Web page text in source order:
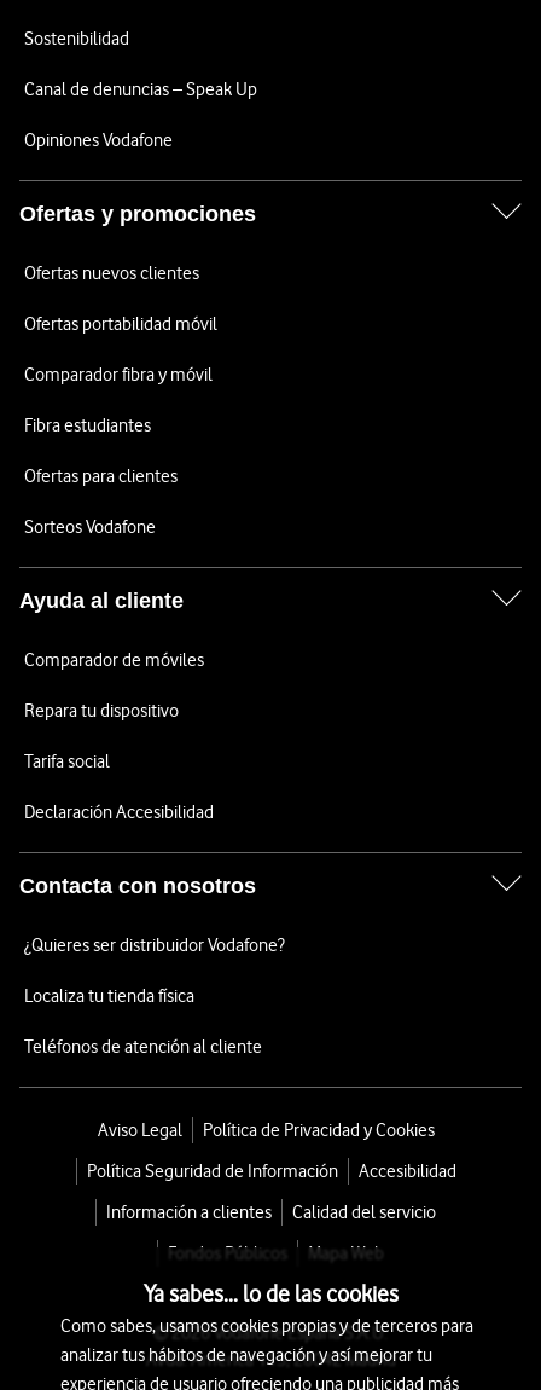
Sostenibilidad
Canal de denuncias – Speak Up
Opiniones Vodafone
Ofertas y promociones
Ofertas nuevos clientes
Ofertas portabilidad móvil
Comparador fibra y móvil
Fibra estudiantes
Ofertas para clientes
Sorteos Vodafone
Ayuda al cliente
Comparador de móviles
Repara tu dispositivo
Tarifa social
Declaración Accesibilidad
Contacta con nosotros
¿Quieres ser distribuidor Vodafone?
Localiza tu tienda física
Teléfonos de atención al cliente
Aviso Legal
Política de Privacidad y Cookies
Política Seguridad de Información
Accesibilidad
Información a clientes
Calidad del servicio
Fondos Públicos
Mapa Web
© 2026 Vodafone España S.A.U.
Avda. América 115, 28042 Madrid
Ya sabes... lo de las cookies
Como sabes, usamos cookies propias y de terceros para
analizar tus hábitos de navegación y así mejorar tu
experiencia de usuario ofreciendo una publicidad más